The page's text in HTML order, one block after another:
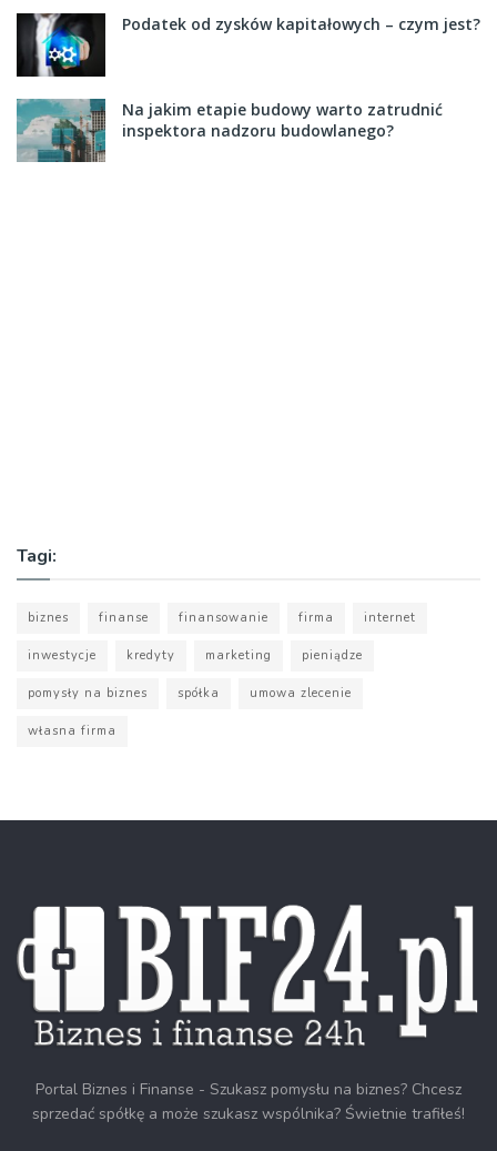
Podatek od zysków kapitałowych – czym jest?
Na jakim etapie budowy warto zatrudnić
inspektora nadzoru budowlanego?
Tagi:
biznes finanse finansowanie firma internet
inwestycje kredyty marketing pieniądze
pomysły na biznes spółka umowa zlecenie
własna firma
Portal Biznes i Finanse - Szukasz pomysłu na biznes? Chcesz
sprzedać spółkę a może szukasz wspólnika? Świetnie trafiłeś!